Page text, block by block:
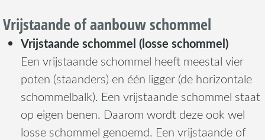
Vrijstaande of aanbouw schommel
Vrijstaande schommel (losse schommel)
Een vrijstaande schommel heeft meestal vier
poten (staanders) en één ligger (de horizontale
schommelbalk). Een vrijstaande schommel staat
op eigen benen. Daarom wordt deze ook wel
losse schommel genoemd. Een vrijstaande of